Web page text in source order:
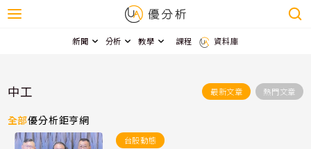
新聞 分析 教學 課程 資料庫
中工 最新文章 熱門文章
全部優分析鉅亨網
台股動態